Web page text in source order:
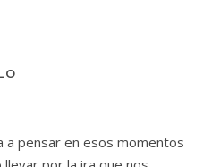
a pensar en esos momentos